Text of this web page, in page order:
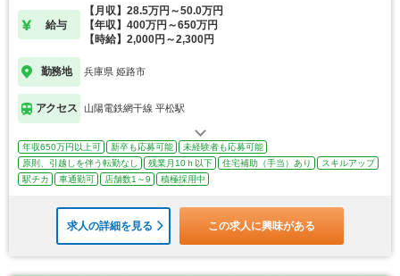
給与
【月収】28.5万円～50.0万円
【年収】400万円～650万円
【時給】2,000円～2,300円
勤務地 兵庫県 姫路市
アクセス 山陽電鉄網干線 平松駅
年収650万円以上可 新卒も応募可能
未経験者も応募可能
原則、引越しを伴う転勤なし
残業月10ｈ以下 住宅補助（手当）あり
スキルアップ
駅チカ
車通勤可 店舗数1～9 積極採用中
求人の詳細を見る この求人に興味がある